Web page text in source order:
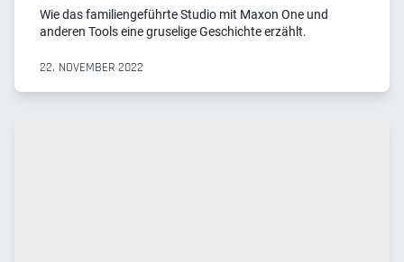
Wie das familiengeführte Studio mit Maxon One und
anderen Tools eine gruselige Geschichte erzählt.
22. NOVEMBER 2022